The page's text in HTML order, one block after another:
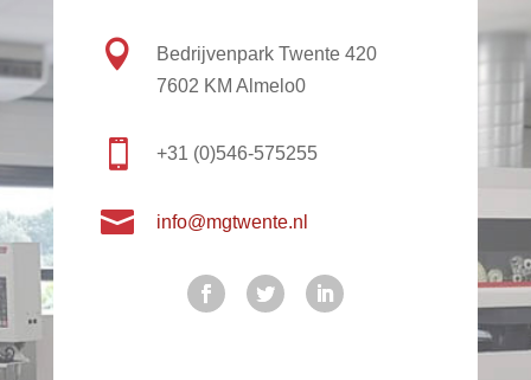

Bedrijvenpark Twente 420
7602 KM Almelo0
 +31 (0)546-575255
 info@mgtwente.nl